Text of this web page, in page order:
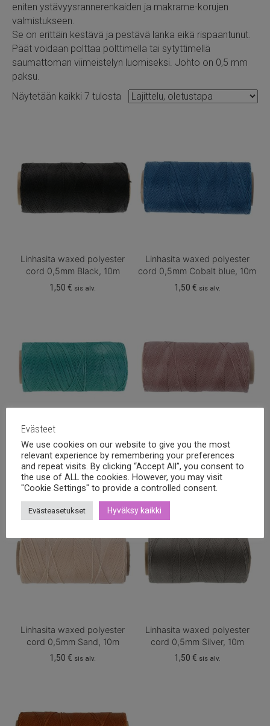
eniten ystävyysrannerenkaiden ja makrame-korujen
valmistukseen.
Se on erittäin kestävä ja pestävä lanka eikä rispaantunut.
Päät voidaan polttaa polttimella tai sytyttimellä
saumattoman viimeistelyn luomiseksi. Johto on 0,5 mm
paksu.
Näytetään kaikki 7 tulosta
Linhasita waxed polyester
cord 0,5mm Black, 10m
1,50€ sis alv.
Linhasita waxed polyester
cord 0,5mm Cobalt blue, 10m
1,50 € sis alv.
cord 0,5mm Green turquoise,
10m
1,50€ sis alv.
cord 0,5mm Nut, 10m
1,50€ sis alv.
Linhasita waxed polyester
cord 0,5mm Sand, 10m
1,50€ sis alv.
Linhasita waxed polyester
cord 0,5mm Silver, 10m
1,50 € sis alv.
Evästeet
We use cookies on our website to give you the most
relevant experience by remembering your preferences
and repeat visits. By clicking “Accept All”, you consent to
the use of ALL the cookies. However, you may visit
"Cookie Settings" to provide a controlled consent.
Evästeasetukset Hyväksy kaikki